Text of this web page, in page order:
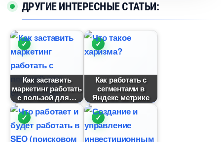
ДРУГИЕ ИНТЕРЕСНЫЕ СТАТЬИ:
Как заставить
маркетинг работать
с пользой для
Как работать с
сегментами
Яндекс метрике